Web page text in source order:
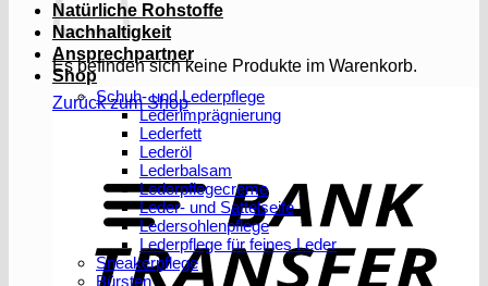
Es befinden sich keine Produkte im Warenkorb.
Zurück zum Shop
Natürliche Rohstoffe
Nachhaltigkeit
Ansprechpartner
Shop
Schuh- und Lederpflege
Lederimprägnierung
Lederfett
Lederöl
Lederbalsam
Lederpflegecreme
Leder- und Sattelseife
Ledersohlenpflege
Lederpflege für feines Leder
Sneakerpflege
Bürsten